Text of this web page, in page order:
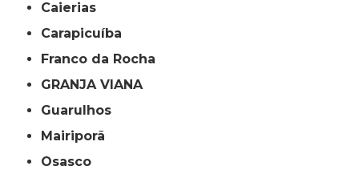
Caierias
Carapicuíba
Franco da Rocha
GRANJA VIANA
Guarulhos
Mairiporã
Osasco